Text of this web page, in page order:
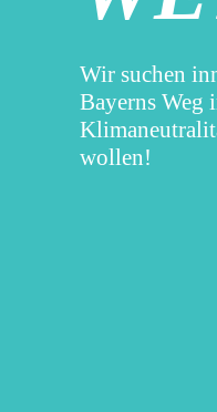
Wir suchen
Bayerns Weg
wollen!